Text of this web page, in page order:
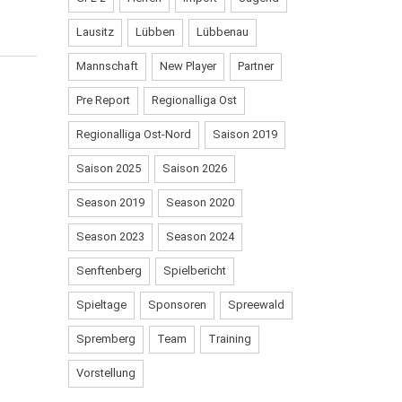
Lausitz Lübben Lübbenau
Mannschaft New Player Partner
Pre Report Regionalliga Ost
Regionalliga Ost-Nord Saison 2019
Saison 2025 Saison 2026
Season 2019 Season 2020
Season 2023 Season 2024
Senftenberg Spielbericht
Spieltage Sponsoren Spreewald
Spremberg Team Training
Vorstellung
LINKS
Aktuelle News
Mitgliedschaft
Stadion & Anfahrt
Datenschutzerklärung
Impressum
Cookie-Richtlinie (EU)